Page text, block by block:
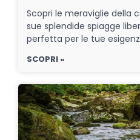
Scopri le meraviglie della
sue splendide spiagge
perfetta per le tue
SCOPRI »